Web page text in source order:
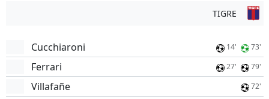
TIGRE
Cucchiaroni 14' 73'
Ferrari 27' 79'
Villafañe 72'